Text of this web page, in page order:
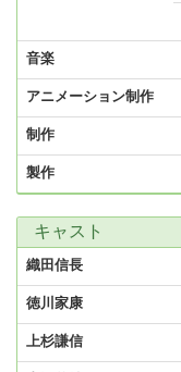
音楽
アニメーション制作
制作
製作
キャスト
織田信長
徳川家康
上杉謙信